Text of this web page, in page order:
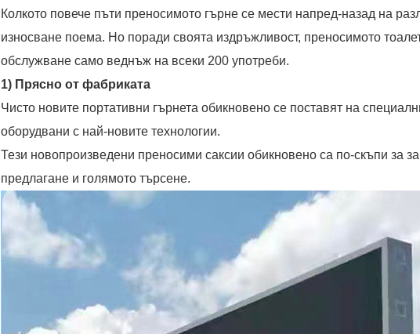
Колкото повече пъти преносимото гърне се мести напред-назад на
износване поема. Но поради своята издръжливост, преносимото
обслужване само веднъж на всеки 200 употреби.
1) Прясно от фабриката
Чисто новите портативни гърнета обикновено се поставят на
оборудвани с най-новите технологии.
Тези новопроизведени преносими саксии обикновено са по-скъпи за
предлагане и голямото търсене.